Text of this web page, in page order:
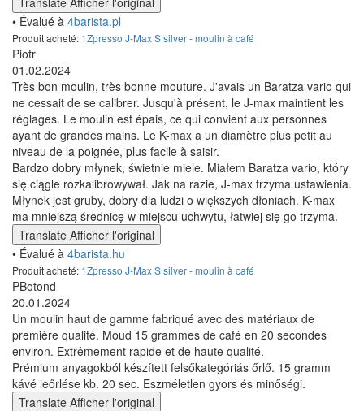
• Évalué à 4barista.pl
Produit acheté: 1Zpresso J-Max S silver - moulin à café
Piotr
01.02.2024
Très bon moulin, très bonne mouture. J'avais un Baratza vario qui
ne cessait de se calibrer. Jusqu'à présent, le J-max maintient les
réglages. Le moulin est épais, ce qui convient aux personnes
ayant de grandes mains. Le K-max a un diamètre plus petit au
niveau de la poignée, plus facile à saisir.
Bardzo dobry młynek, świetnie miele. Miałem Baratza vario, który
się ciągle rozkalibrowywał. Jak na razie, J-max trzyma ustawienia.
Młynek jest gruby, dobry dla ludzi o większych dłoniach. K-max
ma mniejszą średnicę w miejscu uchwytu, łatwiej się go trzyma.
Translate Afficher l'original
• Évalué à 4barista.hu
Produit acheté: 1Zpresso J-Max S silver - moulin à café
PBotond
20.01.2024
Un moulin haut de gamme fabriqué avec des matériaux de
première qualité. Moud 15 grammes de café en 20 secondes
environ. Extrêmement rapide et de haute qualité.
Prémium anyagokból készített felsőkategóriás őrlő. 15 gramm
kávé leőrlése kb. 20 sec. Eszméletlen gyors és minőségi.
Translate Afficher l'original